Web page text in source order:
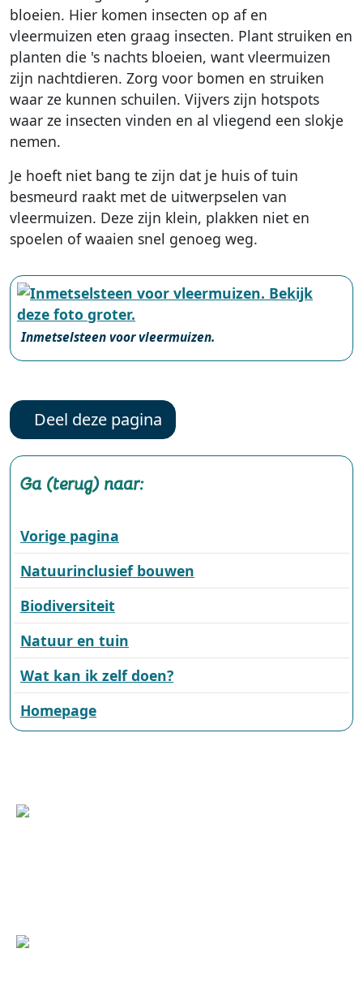
Ga (terug) naar:
Vorige pagina
Natuurinclusief bouwen
Biodiversiteit
Natuur en tuin
Wat kan ik zelf doen?
Homepage
bloeien. Hier komen insecten op af en
vleermuizen eten graag insecten. Plant struiken en
planten die 's nachts bloeien, want vleermuizen
zijn nachtdieren. Zorg voor bomen en struiken
waar ze kunnen schuilen. Vijvers zijn hotspots
waar ze insecten vinden en al vliegend een slokje
nemen.
Je hoeft niet bang te zijn dat je huis of tuin
besmeurd raakt met de uitwerpselen van
vleermuizen. Deze zijn klein, plakken niet en
spoelen of waaien snel genoeg weg.
Inmetselsteen voor vleermuizen.
Deel deze pagina